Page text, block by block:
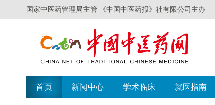
国家中医药管理局主管 《中国中医药报》社有限公司主办
首页 新闻中心 学术临床 就医指南